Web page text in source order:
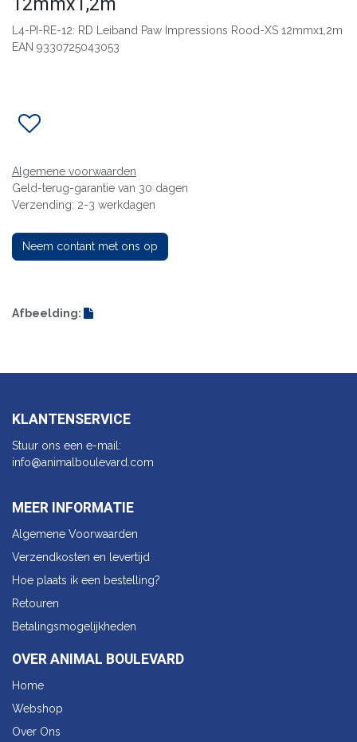
L4-PI-RE-12: RD Leiband Paw Impressions Rood-XS 12mmx1,2m
EAN 9330725043053
Algemene voorwaarden
Geld-terug-garantie van 30 dagen
Verzending: 2-3 werkdagen
Neem contant met ons op
Afbeelding:
KLANTENSERVICE
Stuur ons een e-mail:
info@animalbo​ulevard.com
MEER INFORMATIE
Algemene Voorwaarden
Verzendkosten en levertijd
Hoe plaats ik een bestelling?
Retouren
Betalingsmogelijkheden
OVER ANIMAL BOULEVARD
Home
Webshop
Over Ons